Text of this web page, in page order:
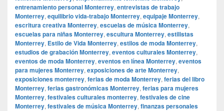
entrenamiento personal Monterrey, entrevistas de trabajo
Monterrey, equilibrio vida-trabajo Monterrey, equipaje Monterrey,
escritura creativa Monterrey, escuelas de música Monterrey,
escuelas para niñas Monterrey, escultura Monterrey, estilistas
Monterrey, Estilo de Vida Monterrey, estilos de moda Monterrey,
estudios de grabación Monterrey, eventos culturales Monterrey,
eventos de moda Monterrey, eventos en línea Monterrey, eventos
para mujeres Monterrey, exposiciones de arte Monterrey,
exposiciones monterrey, ferias de moda Monterrey, ferias del libro
Monterrey, ferias gastronómicas Monterrey, ferias para mujeres
Monterrey, festivales culturales monterrey, festivales de cine
Monterrey, festivales de música Monterrey, finanzas personales